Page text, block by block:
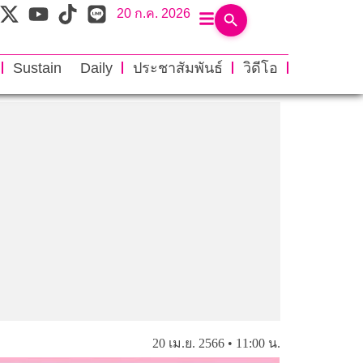
20 ก.ค. 2026
Sustain Daily ประชาสัมพันธ์ วิดีโอ
20 เม.ย. 2566 • 11:00 น.